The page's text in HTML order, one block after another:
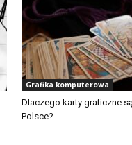
Grafika komputerowa
Dlaczego karty graficzne
Polsce?